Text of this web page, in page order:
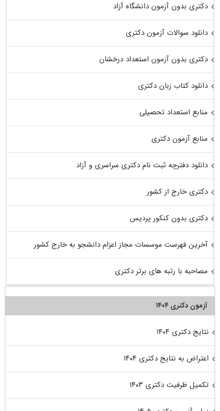
دکتری بدون آزمون دانشگاه آزاد
دانلود سوالات آزمون دکتری
دکتری بدون آزمون استعداد درخشان
دانلود کتاب زبان دکتری
منابع استعداد تحصیلی
منابع آزمون دکتری
دانلود دفترچه ثبت نام دکتری سراسری و آزاد
دکتری خارج از کشور
دکتری بدون کنکور پردیس
آخرین فهرست موسسات مجاز اعزام دانشجو به خارج کشور
مصاحبه با رتبه های برتر دکتری
آزمون دکتری ۱۴۰۴
نتایج دکتری ۱۴۰۴
اعتراض به نتایج دکتری ۱۴۰۴
تکمیل ظرفیت دکتری ۱۴۰۳